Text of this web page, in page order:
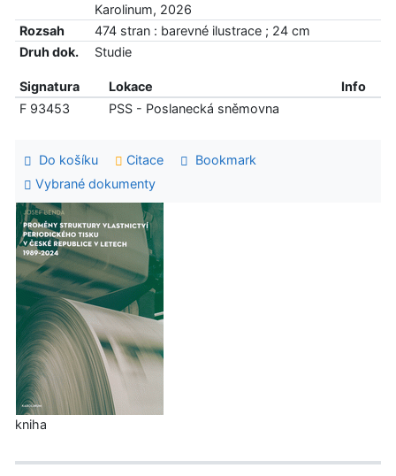
Karolinum, 2026
Rozsah
474 stran : barevné ilustrace ; 24 cm
Druh dok.
Studie
Signatura Lokace
Info
F 93453
PSS - Poslanecká sněmovna
Do košíku Citace
Bookmark
Vybrané dokumenty
kniha